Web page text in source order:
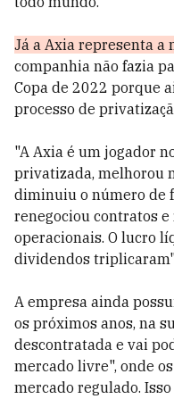
Já a Axia representa a
companhia não fazia
Copa de 2022 porque
processo de
"A Axia é um jogador
privatizada, melhorou
diminuiu o número de
renegociou contratos
operacionais. O lucro
dividendos
A empresa ainda
os próximos anos, na
descontratada e vai
mercado livre", onde
mercado regulado.